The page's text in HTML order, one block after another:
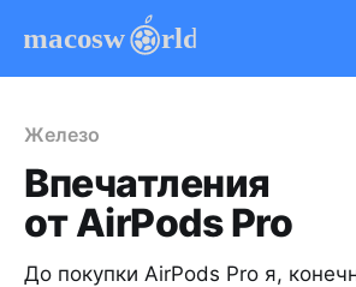
Железо
Впечатления
от AirPods Pro
До покупки AirPods Pro я,